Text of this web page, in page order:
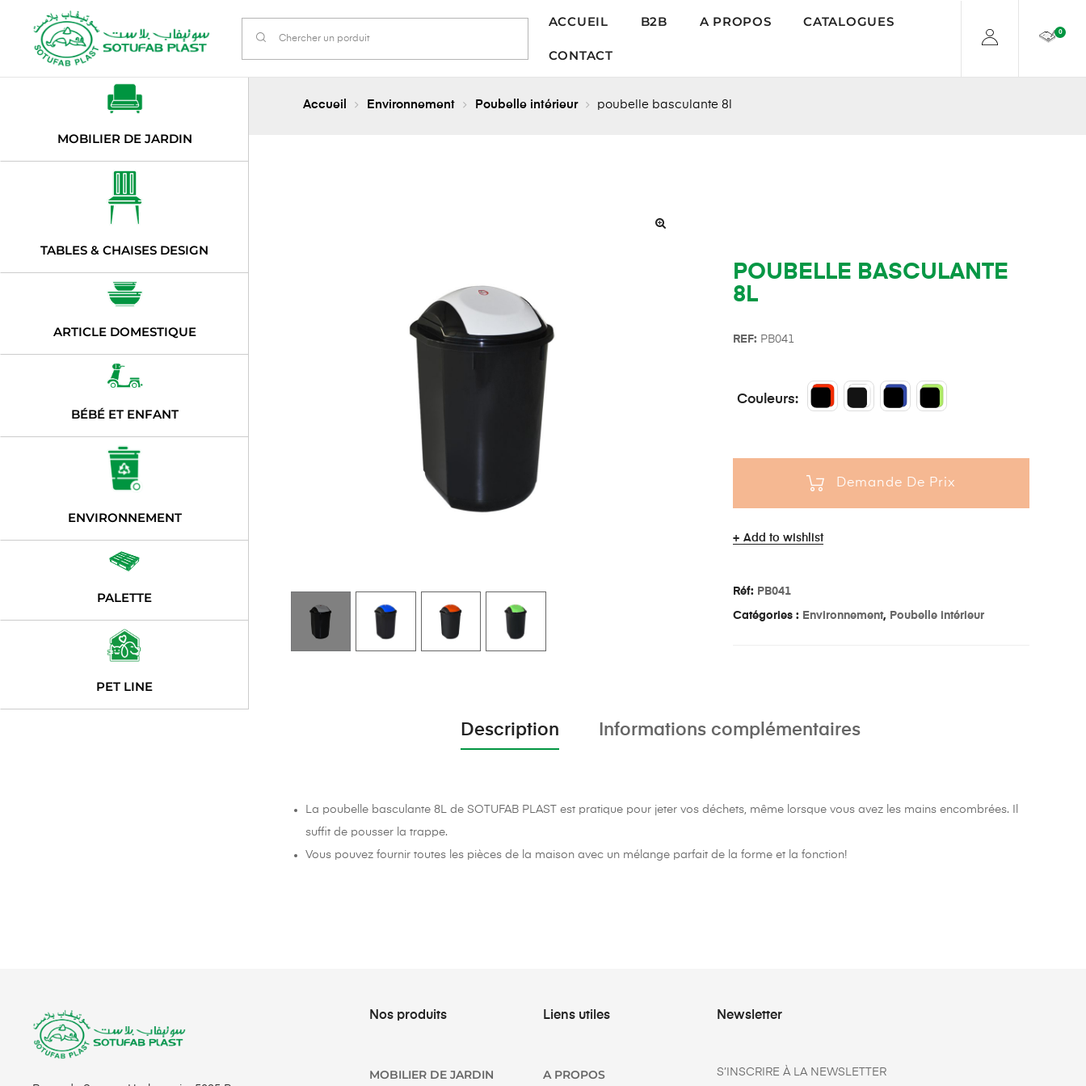
ACCUEIL B2B A PROPOS CATALOGUES
CONTACT
0
Accueil Environnement Poubelle intérieur poubelle basculante 8l
POUBELLE BASCULANTE
8L
REF: PB041
Couleurs
Demande De Prix
Add to wishlist
Réf: PB041
Catégories : Environnement, Poubelle intérieur
Description Informations complémentaires
La poubelle basculante 8L de SOTUFAB PLAST est pratique pour jeter vos déchets, même lorsque vous avez les mains encombrées. Il
suffit de pousser la trappe.
Vous pouvez fournir toutes les pièces de la maison avec un mélange parfait de la forme et la fonction!
MOBILIER DE JARDIN
TABLES & CHAISES DESIGN
ARTICLE DOMESTIQUE
BÉBÉ ET ENFANT
ENVIRONNEMENT
PALETTE
PET LINE
Nos produits
MOBILIER DE JARDIN
Liens utiles
A PROPOS
Newsletter
S’INSCRIRE À LA NEWSLETTER